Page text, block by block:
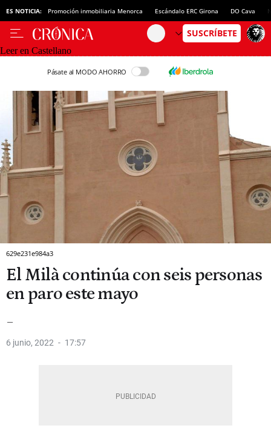
ES NOTICIA: Promoción inmobiliaria Menorca Escándalo ERC Girona DO Cava
Leer en Castellano
Pásate al MODO AHORRO
629e231e984a3
El Milà continúa con seis personas
en paro este mayo
6 junio, 2022 17:57